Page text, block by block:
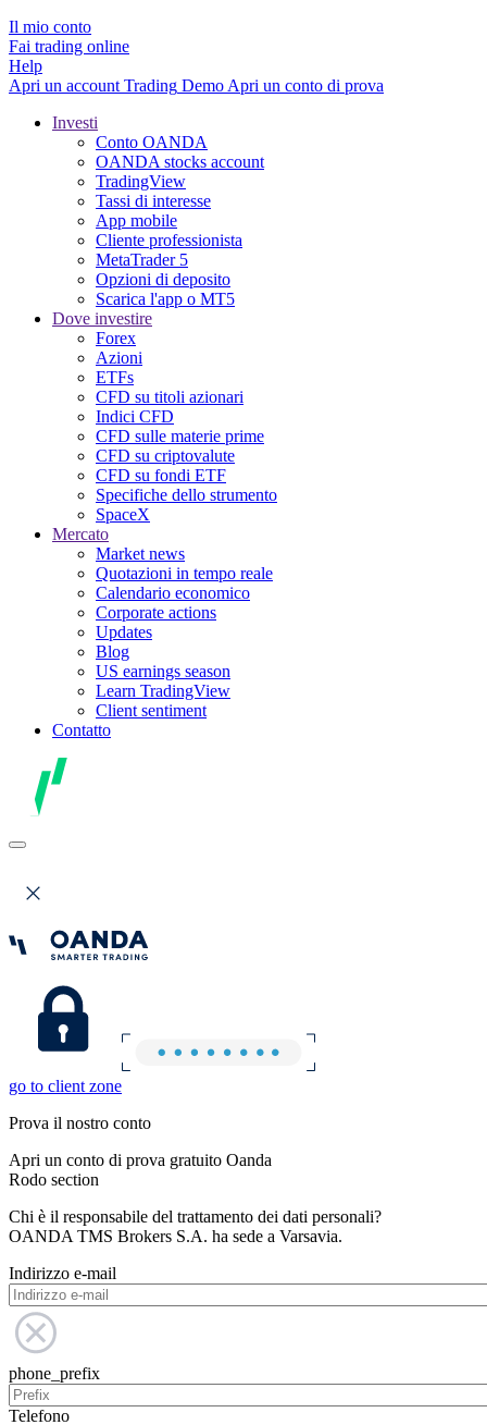
Il mio conto
Fai trading online
Help
Apri un account Trading Demo Apri un conto di prova
Investi
Conto OANDA
OANDA stocks account
TradingView
Tassi di interesse
App mobile
Cliente professionista
MetaTrader 5
Opzioni di deposito
Scarica l'app o MT5
Dove investire
Forex
Azioni
ETFs
CFD su titoli azionari
Indici CFD
CFD sulle materie prime
CFD su criptovalute
CFD su fondi ETF
Specifiche dello strumento
SpaceX
Mercato
Market news
Quotazioni in tempo reale
Calendario economico
Corporate actions
Updates
Blog
US earnings season
Learn TradingView
Client sentiment
Contatto
go to client zone
Prova il nostro conto
Apri un conto di prova gratuito Oanda
Rodo section
Chi è il responsabile del trattamento dei dati personali?
OANDA TMS Brokers S.A. ha sede a Varsavia.
Indirizzo e-mail
phone_prefix
Telefono